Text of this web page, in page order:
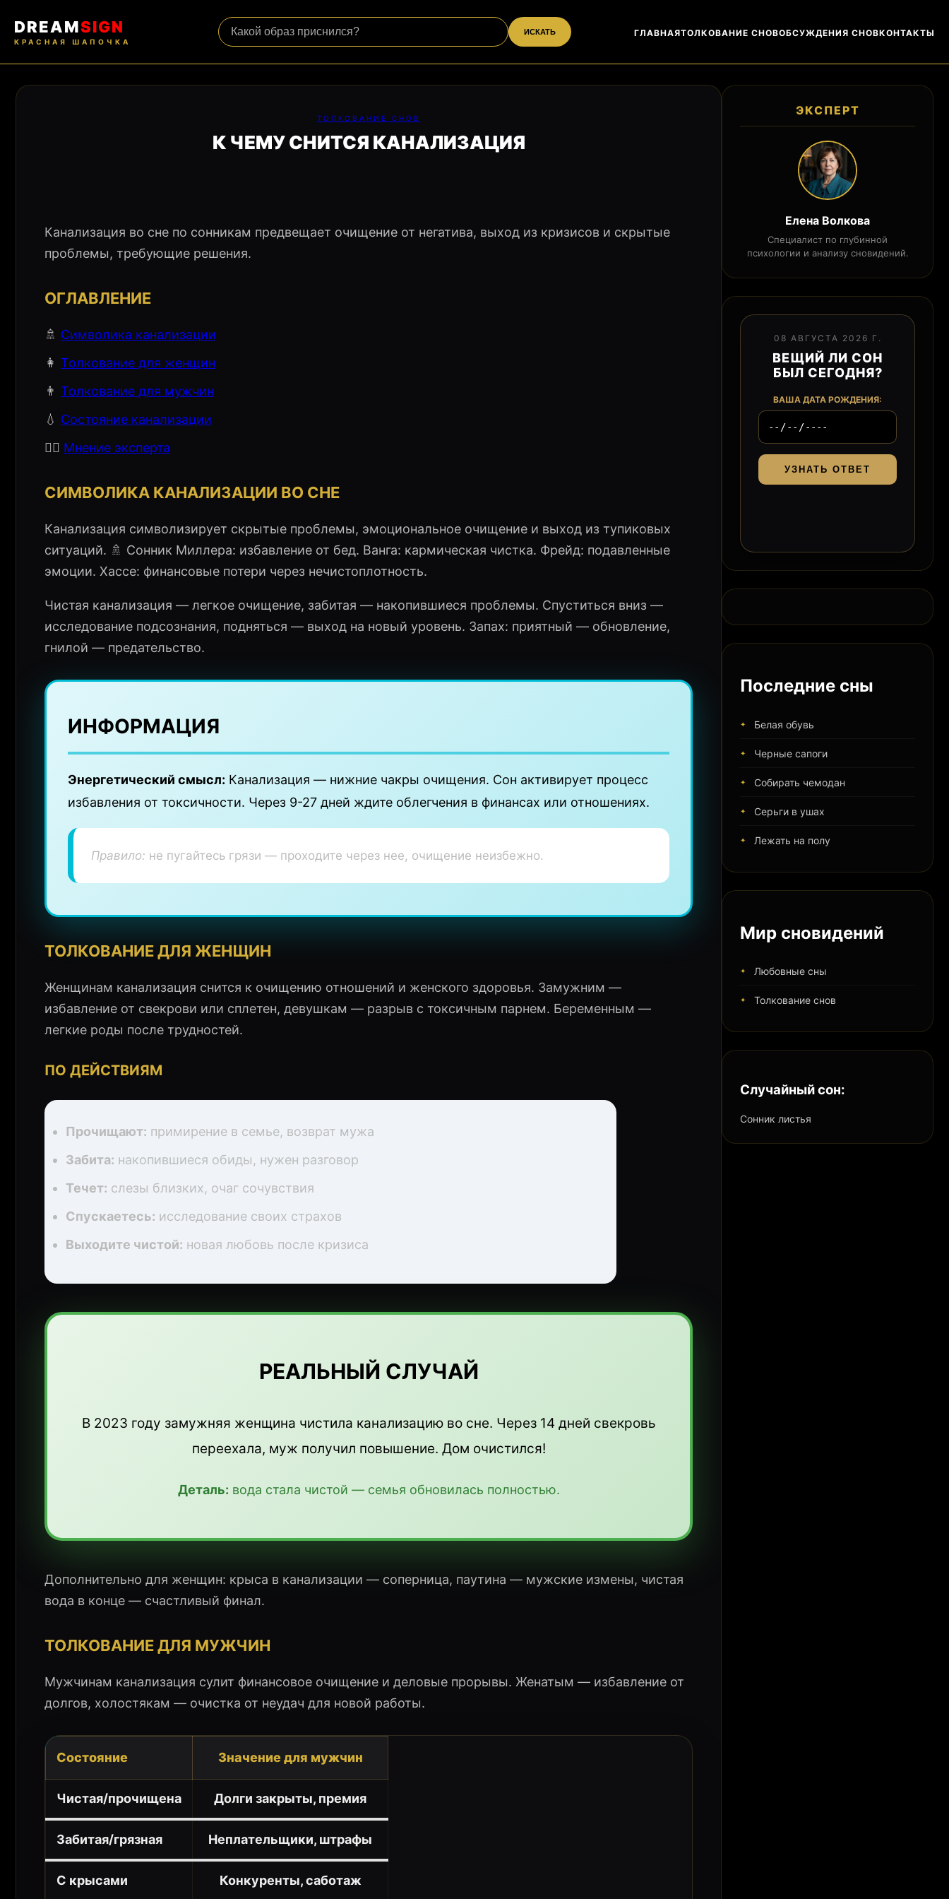
DREAMSIGN
КРАСНАЯ ШАПОЧКА
ИСКАТЬ ГЛАВНАЯТОЛКОВАНИЕ СНОВОБСУЖДЕНИЯ СНОВКОНТАКТЫ
ТОЛКОВАНИЕ СНОВ
К ЧЕМУ СНИТСЯ КАНАЛИЗАЦИЯ
Канализация во сне по сонникам предвещает очищение от негатива, выход из кризисов и скрытые
проблемы, требующие решения.
ОГЛАВЛЕНИЕ
🚿 Символика канализации
👩 Толкование для женщин
👨 Толкование для мужчин
💧 Состояние канализации
🧙‍♀️ Мнение эксперта
СИМВОЛИКА КАНАЛИЗАЦИИ ВО СНЕ
Канализация символизирует скрытые проблемы, эмоциональное очищение и выход из тупиковых
ситуаций. 🚿 Сонник Миллера: избавление от бед. Ванга: кармическая чистка. Фрейд: подавленные
эмоции. Хассе: финансовые потери через нечистоплотность.
Чистая канализация — легкое очищение, забитая — накопившиеся проблемы. Спуститься вниз —
исследование подсознания, подняться — выход на новый уровень. Запах: приятный — обновление,
гнилой — предательство.
ИНФОРМАЦИЯ
Энергетический смысл: Канализация — нижние чакры очищения. Сон активирует процесс
избавления от токсичности. Через 9-27 дней ждите облегчения в финансах или отношениях.
Правило: не пугайтесь грязи — проходите через нее, очищение неизбежно.
ТОЛКОВАНИЕ ДЛЯ ЖЕНЩИН
Женщинам канализация снится к очищению отношений и женского здоровья. Замужним —
избавление от свекрови или сплетен, девушкам — разрыв с токсичным парнем. Беременным —
легкие роды после трудностей.
ПО ДЕЙСТВИЯМ
Прочищают: примирение в семье, возврат мужа
Забита: накопившиеся обиды, нужен разговор
Течет: слезы близких, очаг сочувствия
Спускаетесь: исследование своих страхов
Выходите чистой: новая любовь после кризиса
РЕАЛЬНЫЙ СЛУЧАЙ
В 2023 году замужняя женщина чистила канализацию во сне. Через 14 дней свекровь
переехала, муж получил повышение. Дом очистился!
Деталь: вода стала чистой — семья обновилась полностью.
Дополнительно для женщин: крыса в канализации — соперница, паутина — мужские измены, чистая
вода в конце — счастливый финал.
ТОЛКОВАНИЕ ДЛЯ МУЖЧИН
Мужчинам канализация сулит финансовое очищение и деловые прорывы. Женатым — избавление от
долгов, холостякам — очистка от неудач для новой работы.
Состояние Значение для мужчин
Чистая/прочищена Долги закрыты, премия
Забитая/грязная Неплательщики, штрафы
С крысами Конкуренты, саботаж
ЭКСПЕРТ
Елена Волкова
Специалист по глубинной
психологии и анализу сновидений.
08 АВГУСТА 2026 Г.
ВЕЩИЙ ЛИ СОН
БЫЛ СЕГОДНЯ?
ВАША ДАТА РОЖДЕНИЯ:
УЗНАТЬ ОТВЕТ
Последние сны
Белая обувь
Черные сапоги
Собирать чемодан
Серьги в ушах
Лежать на полу
Мир сновидений
Любовные сны
Толкование снов
Случайный сон:
Сонник листья